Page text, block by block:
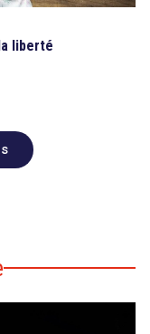
liberté